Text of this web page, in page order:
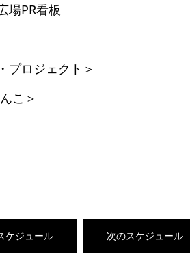
場PR看板
プロジェクト＞
こ＞
ケジュール 次のスケジュール